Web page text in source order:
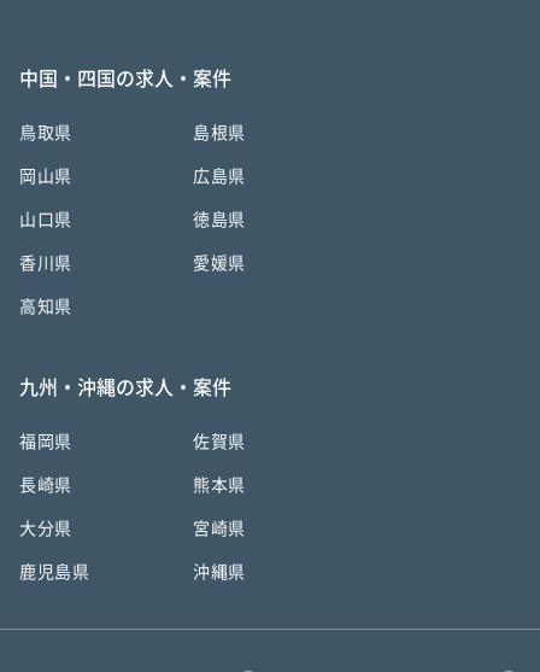
中国・四国の求人・案件
鳥取県 島根県
岡山県 広島県
山口県 徳島県
香川県 愛媛県
高知県
九州・沖縄の求人・案件
福岡県 佐賀県
長崎県 熊本県
大分県 宮崎県
鹿児島県 沖縄県